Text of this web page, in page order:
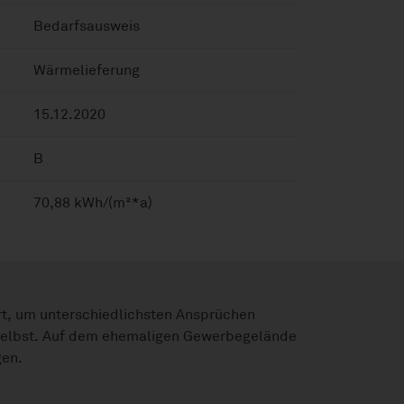
Bedarfsausweis
Wärmelieferung
15.12.2020
B
70,88 kWh/(m²*a)
um unterschiedlichsten Ansprüchen
Auf dem ehemaligen Gewerbegelände